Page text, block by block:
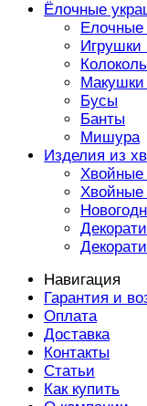
Ёлочные
Игрушки
Макушки
Бусы
Банты
Мишура
Изделия из
Хвойные
Хвойные
Навигация
Гарантия и
Оплата
Доставка
Контакты
Статьи
Как купить